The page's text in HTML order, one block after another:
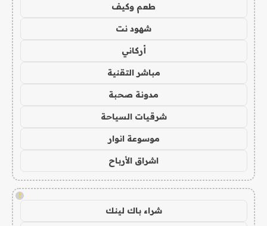
طعم وكيف
شهود نت
أركاني
مباشر التقنية
مدونة صحبة
شرقيات السياحة
موسوعة انوار
اشراق الأرباح
!
شراء باك لينك